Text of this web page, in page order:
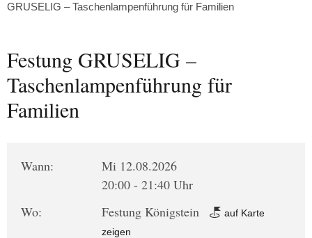
GRUSELIG – Taschenlampenführung für Familien
Festung GRUSELIG –
Taschenlampenführung für
Familien
Wann:
Mi 12.08.2026
20:00 - 21:40 Uhr
Wo:
Festung Königstein
auf Karte
zeigen